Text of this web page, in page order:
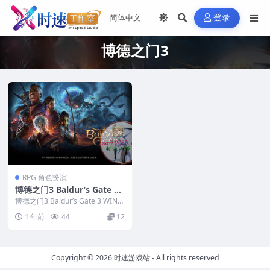
登录
博德之门3
RPG 角色扮演
博德之门3 Baldur’s Gate 3
WIN游戏 PC电脑游戏 适配系
统WIN10 WIN11
博德之门3 Baldur’s Gate 3 WIN游
1 年前 44 12
Copyright © 2026时速游戏站- All rights reserved